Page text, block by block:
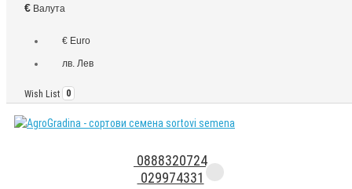
€ Валута
€ Euro
лв. Лев
Wish List 0
0888320724
029974331